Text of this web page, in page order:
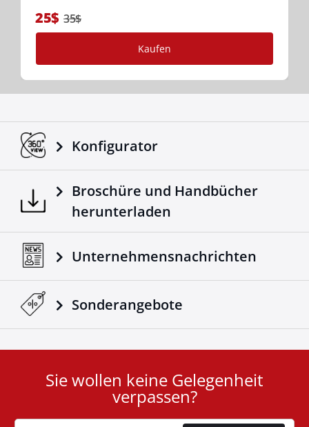
25$ 35$
Kaufen
Konfigurator
Broschüre und Handbücher
herunterladen
Unternehmensnachrichten
Sonderangebote
Cookie
Sie wollen keine Gelegenheit
verpassen?